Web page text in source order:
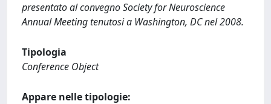
presentato al convegno Society for Neuroscience
Annual Meeting tenutosi a Washington, DC nel 2008.
Tipologia
Conference Object
Appare nelle tipologie: